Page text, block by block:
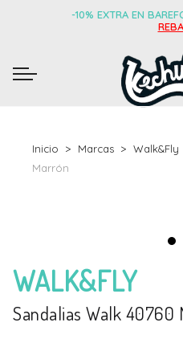
-10% EXTRA EN
Inicio Marcas Walk&Fly
Marrón
WALK&FLY
Sandalias Walk 40760